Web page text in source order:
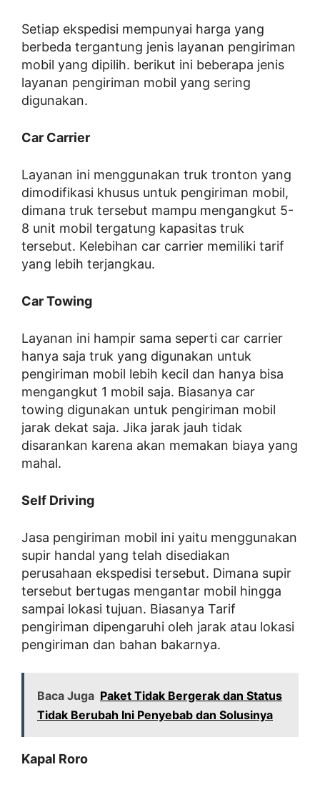
Setiap ekspedisi mempunyai harga yang
berbeda tergantung jenis layanan pengiriman
mobil yang dipilih. berikut ini beberapa jenis
layanan pengiriman mobil yang sering
digunakan.
Car Carrier
Layanan ini menggunakan truk tronton yang
dimodifikasi khusus untuk pengiriman mobil,
dimana truk tersebut mampu mengangkut 5-
8 unit mobil tergatung kapasitas truk
tersebut. Kelebihan car carrier memiliki tarif
yang lebih terjangkau.
Car Towing
Layanan ini hampir sama seperti car carrier
hanya saja truk yang digunakan untuk
pengiriman mobil lebih kecil dan hanya bisa
mengangkut 1 mobil saja. Biasanya car
towing digunakan untuk pengiriman mobil
jarak dekat saja. Jika jarak jauh tidak
disarankan karena akan memakan biaya yang
mahal.
Self Driving
Jasa pengiriman mobil ini yaitu menggunakan
supir handal yang telah disediakan
perusahaan ekspedisi tersebut. Dimana supir
tersebut bertugas mengantar mobil hingga
sampai lokasi tujuan. Biasanya Tarif
pengiriman dipengaruhi oleh jarak atau lokasi
pengiriman dan bahan bakarnya.
Baca Juga Paket Tidak Bergerak dan Status
Tidak Berubah Ini Penyebab dan Solusinya
Kapal Roro